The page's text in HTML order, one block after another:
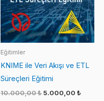
Eğitimler
KNIME ile Veri Akışı ve ETL
Süreçleri Eğitimi
10.000,00₺ Orijinal
5.000,00 ₺Şu